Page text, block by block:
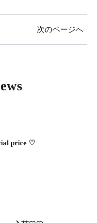
次のページへ
price ♡